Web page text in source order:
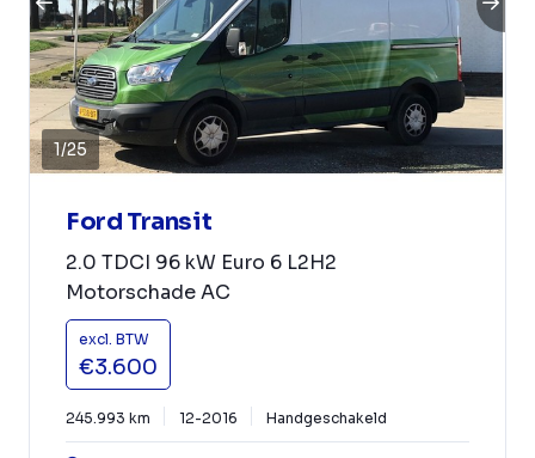
1/25
Ford Transit
2.0 TDCI 96 kW Euro 6 L2H2
Motorschade AC
excl. BTW
€3.600
245.993 km 12-2016 Handgeschakeld